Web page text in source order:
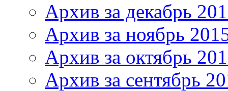
Архив за декабрь
Архив за ноябрь
Архив за октябрь
Архив за сентябрь